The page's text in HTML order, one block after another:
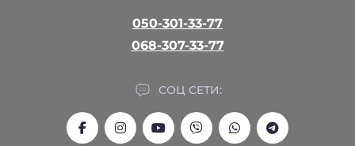
050-301-33-77
068-307-33-77
СОЦ СЕТИ: